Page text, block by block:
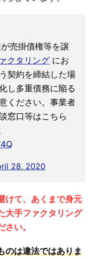
売掛債権等を譲
クタリングにお
契約を締結した場
し多重債務に陥る
ください。事業者
窓口等はこちら
28, 2020
けて、あくまで身元
大手ファクタリング
い。
のは違法ではありま